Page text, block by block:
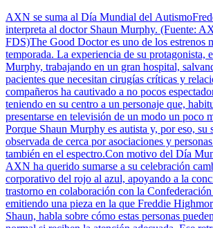
AXN se suma al Día Mundial del
interpreta al doctor Shaun Murphy. (Fuente:
FDS)The Good Doctor es uno de los estrenos
temporada. La experiencia de su protagonista,
Murphy, trabajando en un gran hospital,
pacientes que necesitan cirugías críticas y
compañeros ha cautivado a no pocos
teniendo en su centro a un personaje que,
presentarse en televisión de un modo un poco
Porque Shaun Murphy es autista y, por eso, su
observada de cerca por asociaciones y
también en el espectro.Con motivo del Día
AXN ha querido sumarse a su celebración
corporativo del rojo al azul, apoyando a la
trastorno en colaboración con la
emitiendo una pieza en la que Freddie
Shaun, habla sobre cómo estas personas